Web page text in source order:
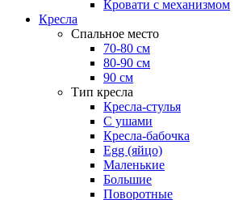
Кровати с механизмом
Кресла
Спальное место
70-80 см
80-90 см
90 см
Тип кресла
Кресла-стулья
С ушами
Кресла-бабочка
Egg (яйцо)
Маленькие
Большие
Поворотные